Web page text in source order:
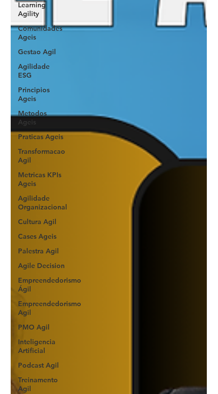
Learning
Agility
Comunidades
Ageis
Gestao Agil
Agilidade
ESG
Principios
Ageis
Metodos
Ageis
Praticas Ageis
Transformacao
Agil
Metricas KPIs
Ageis
Agilidade
Organizacional
Cultura Agil
Cases Ageis
Palestra Agil
Agile Decision
Empreendedorismo
Ágil
Empreendedorismo
Agil
PMO Agil
Inteligencia
Artificial
Podcast Agil
Treinamento
Agil